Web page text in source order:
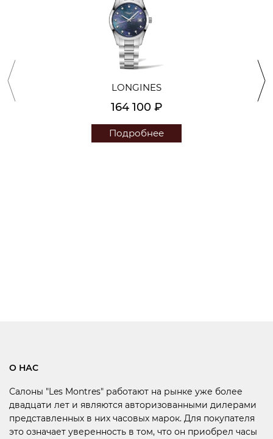
LONGINES
164 100 ₽
Подробнее
О НАС
Салоны "Les Montres" работают на рынке уже более
двадцати лет и являются авторизованными дилерами
представленных в них часовых марок. Для покупателя
это означает уверенность в том, что он приобрел часы